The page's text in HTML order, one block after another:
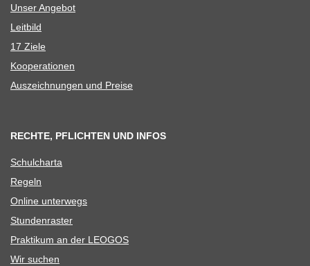
Unser Ange­bot
Leit­bild
17 Ziele
Koope­ra­tio­nen
Aus­zeich­nun­gen und Preise
RECHTE, PFLICHTEN UND INFOS
Schul­charta
Regeln
Online unter­wegs
Stun­den­ras­ter
Prak­ti­kum an der LEOGOS
Wir suchen